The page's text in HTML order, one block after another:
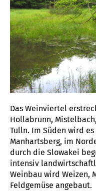
Das Weinviertel
Hollabrunn,
Tulln. Im Süden wird
Manhartsberg, im
durch die Slowakei
intensiv
Weinbau wird Weizen,
Feldgemüse angebaut.